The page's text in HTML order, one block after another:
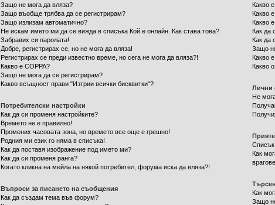
Защо не мога да вляза?
Защо въобще трябва да се регистрирам?
Защо излизам автоматично?
Не искам името ми да се вижда в списъка Кой е онлайн. Как става това?
Забравих си паролата!
Добре, регистрирах се, но не мога да вляза!
Регистрирах се преди известно време, но сега не мога да вляза?!
Какво е COPPA?
Защо не мога да се регистрирам?
Какво всъщност прави "Изтрии всички бисквитки"?
Потребителски настройки
Как да си променя настройките?
Времето не е правилно!
Промених часовата зона, но времето все още е грешно!
Родния ми език го няма в списъка!
Как да поставя изображение под името ми?
Как да си променя ранга?
Когато кликна на мейла на някой потребител, форума иска да вляза?!
Въпроси за писането на съобщения
Как да създам тема във форум?
Какво
Какво
Какво
Как да
Как да
Защо
Какво
Какво
Лични
Не
Списък
Как
Как
Защо